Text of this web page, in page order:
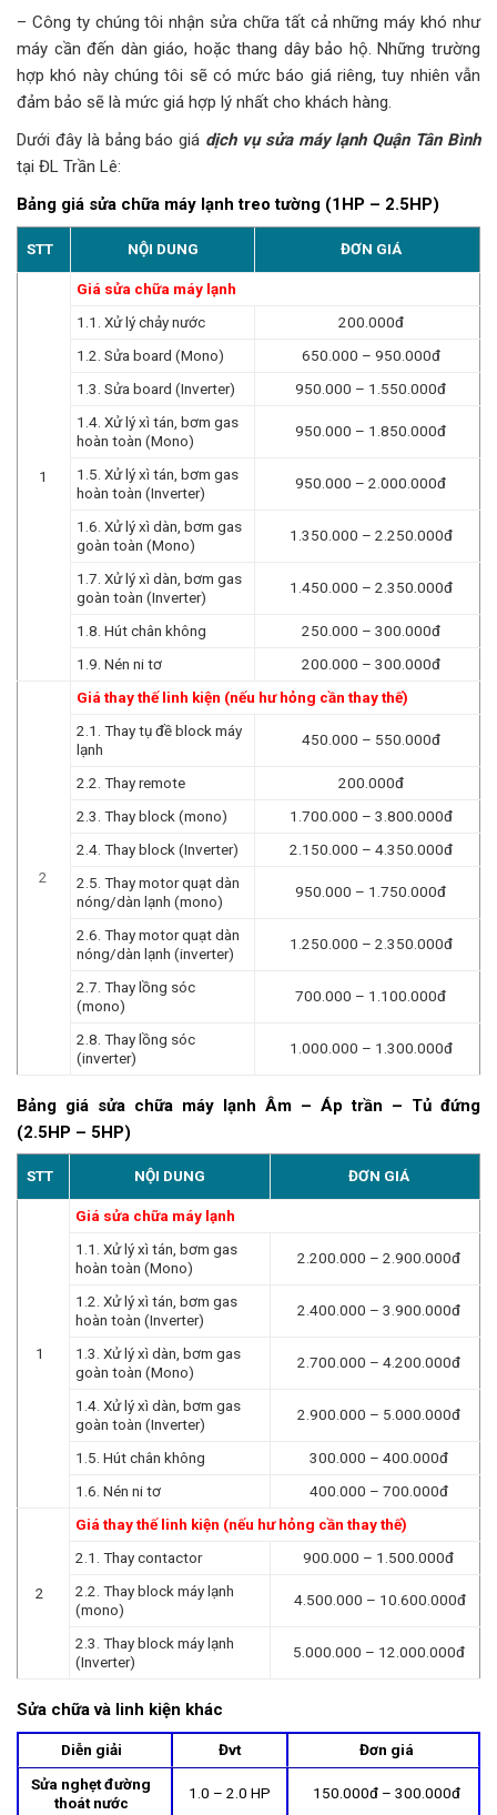
– Công ty chúng tôi nhận sửa chữa tất cả những máy khó như
máy cần đến dàn giáo, hoặc thang dây bảo hộ. Những trường
hợp khó này chúng tôi sẽ có mức báo giá riêng, tuy nhiên vẫn
đảm bảo sẽ là mức giá hợp lý nhất cho khách hàng.
Dưới đây là bảng báo giá dịch vụ sửa máy lạnh Quận Tân Bình
tại ĐL Trần Lê:
Bảng giá sửa chữa máy lạnh treo tường (1HP – 2.5HP)
STT NỘI DUNG ĐƠN GIÁ
1
Giá sửa chữa máy lạnh
1.1. Xử lý chảy nước
200.000đ
1.2. Sửa board (Mono)
650.000 – 950.000đ
1.3. Sửa board (Inverter)
950.000 – 1.550.000đ
1.4. Xử lý xì tán, bơm gas
hoàn toàn (Mono)
950.000 – 1.850.000đ
1.5. Xử lý xì tán, bơm gas
hoàn toàn (Inverter)
950.000 – 2.000.000đ
1.6. Xử lý xì dàn, bơm gas
goàn toàn (Mono)
1.350.000 – 2.250.000đ
1.7. Xử lý xì dàn, bơm gas
goàn toàn (Inverter)
1.450.000 – 2.350.000đ
1.8. Hút chân không
250.000 – 300.000đ
1.9. Nén ni tơ
200.000 – 300.000đ
2
Giá thay thế linh kiện (nếu hư hỏng cần thay thế)
2.1. Thay tụ đề block máy
lạnh
450.000 – 550.000đ
2.2. Thay remote
200.000đ
2.3. Thay block (mono)
1.700.000 – 3.800.000đ
2.4. Thay block (Inverter)
2.150.000 – 4.350.000đ
2.5. Thay motor quạt dàn
nóng/dàn lạnh (mono)
950.000 – 1.750.000đ
2.6. Thay motor quạt dàn
nóng/dàn lạnh (inverter)
1.250.000 – 2.350.000đ
2.7. Thay lồng sóc
(mono)
700.000 – 1.100.000đ
2.8. Thay lồng sóc
(inverter)
1.000.000 – 1.300.000đ
Bảng giá sửa chữa máy lạnh Âm – Áp trần – Tủ đứng
(2.5HP – 5HP)
STT NỘI DUNG ĐƠN GIÁ
1
Giá sửa chữa máy lạnh
1.1. Xử lý xì tán, bơm gas
hoàn toàn (Mono)
2.200.000 – 2.900.000đ
1.2. Xử lý xì tán, bơm gas
hoàn toàn (Inverter)
2.400.000 – 3.900.000đ
1.3. Xử lý xì dàn, bơm gas
goàn toàn (Mono)
2.700.000 – 4.200.000đ
1.4. Xử lý xì dàn, bơm gas
goàn toàn (Inverter)
2.900.000 – 5.000.000đ
1.5. Hút chân không
300.000 – 400.000đ
1.6. Nén ni tơ
400.000 – 700.000đ
2
Giá thay thế linh kiện (nếu hư hỏng cần thay thế)
2.1. Thay contactor
900.000 – 1.500.000đ
2.2. Thay block máy lạnh
(mono)
4.500.000 – 10.600.000đ
2.3. Thay block máy lạnh
(Inverter)
5.000.000 – 12.000.000đ
Sửa chữa và linh kiện khác
Diễn giải Đvt
Đơn giá
Sửa nghẹt đường
thoát nước
1.0 – 2.0 HP 150.000đ – 300.000đ